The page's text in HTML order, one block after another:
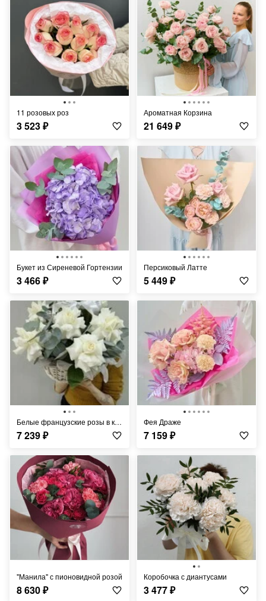
11 розовых роз
3 523₽
Ароматная Корзина
21 649₽
Букет из Сиреневой Гортензии
3 466₽
Персиковый Латте
5 449₽
Белые французские розы в корзине
7 239₽
Фея Драже
7 159₽
"Манила" с пионовидной розой
8 630₽
Коробочка с диантусами
3 477₽